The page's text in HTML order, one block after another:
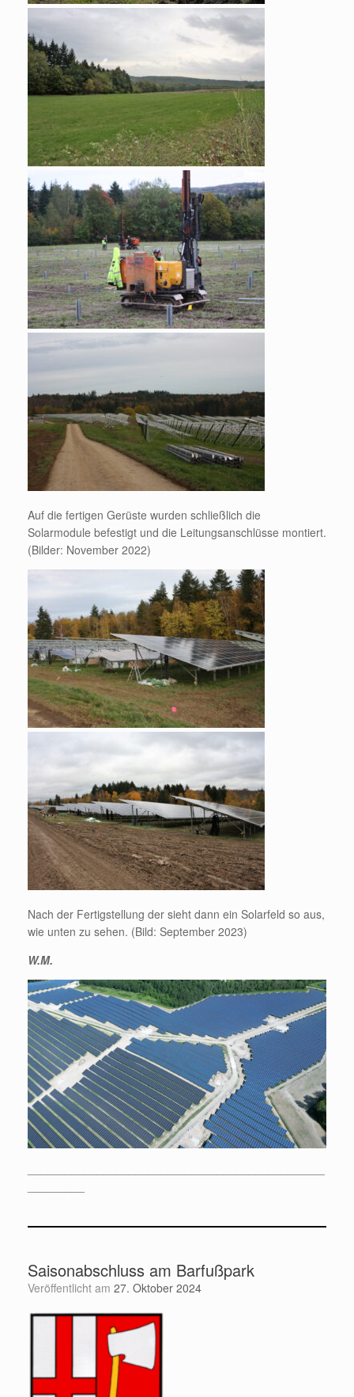
Auf die fertigen Gerüste wurden schließlich die
Solarmodule befestigt und die Leitungsanschlüsse montiert.
(Bilder: November 2022)
Nach der Fertigstellung der sieht dann ein Solarfeld so aus,
wie unten zu sehen. (Bild: September 2023)
W.M.
Saisonabschluss am Barfußpark
Veröffentlicht am 27. Oktober 2024